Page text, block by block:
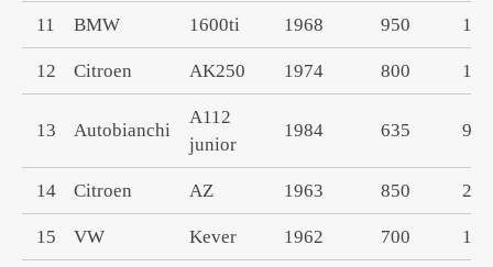
11 BMW 1600ti 1968 950
12 Citroen AK250 1974 800
13 Autobianchi
A112
junior
1984 635 965
14 Citroen AZ 1963 850
15 VW Kever 1962 700